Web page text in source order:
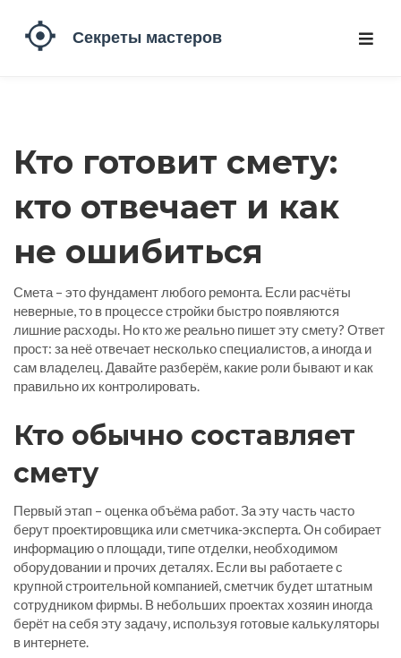
Кто готовит смету:
кто отвечает и как
не ошибиться
Смета – это фундамент любого ремонта. Если расчёты
неверные, то в процессе стройки быстро появляются
лишние расходы. Но кто же реально пишет эту смету? Ответ
прост: за неё отвечает несколько специалистов, а иногда и
сам владелец. Давайте разберём, какие роли бывают и как
правильно их контролировать.
Кто обычно составляет
смету
Первый этап – оценка объёма работ. За эту часть часто
берут проектировщика или сметчика‑эксперта. Он собирает
информацию о площади, типе отделки, необходимом
оборудовании и прочих деталях. Если вы работаете с
крупной строительной компанией, сметчик будет штатным
сотрудником фирмы. В небольших проектах хозяин иногда
берёт на себя эту задачу, используя готовые калькуляторы
в интернете.